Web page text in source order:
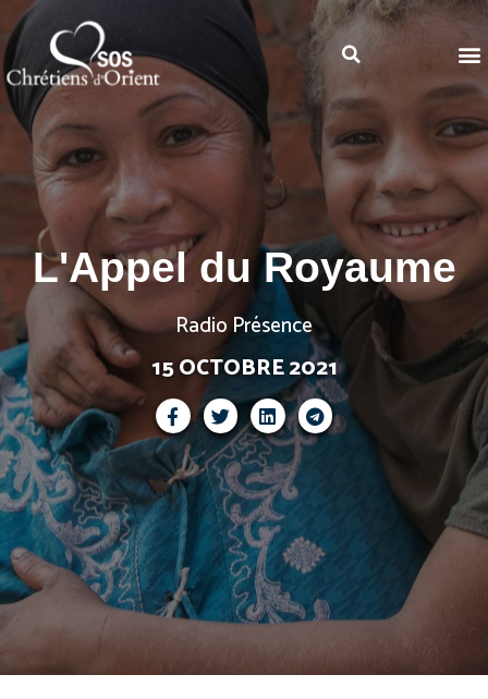
L'Appel du Royaume
Radio Présence
15 OCTOBRE 2021